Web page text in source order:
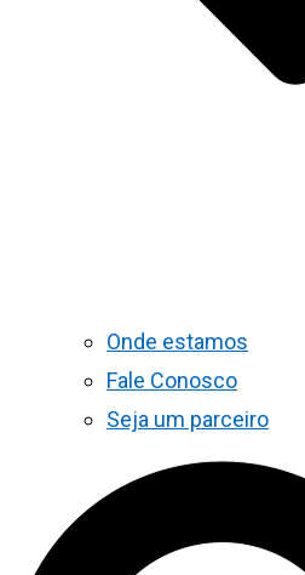
Onde estamos
Fale Conosco
Seja um parceiro